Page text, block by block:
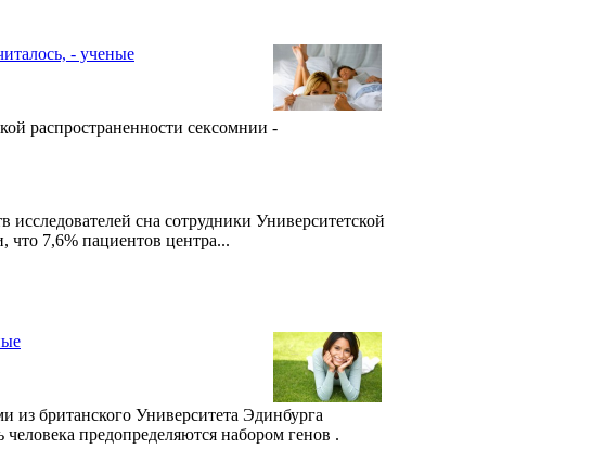
- ученые
распространенности сексомнии -
сна сотрудники Университетской
что 7,6% пациентов центра...
из британского Университета Эдинбурга
предопределяются набором генов .